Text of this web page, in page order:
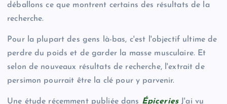
déballons ce que montrent certains des résultats de la
recherche.
Pour la plupart des gens là-bas, c'est l'objectif ultime de
perdre du poids et de garder la masse musculaire. Et
selon de nouveaux résultats de recherche, l'extrait de
persimon pourrait être la clé pour y parvenir.
Une étude récemment publiée dans ÉpiceriesJ'ai vu